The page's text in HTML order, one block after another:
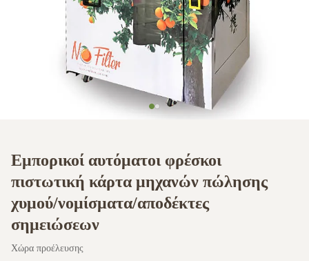
Εμπορικοί αυτόματοι φρέσκοι
πιστωτική κάρτα μηχανών πώλησης
χυμού/νομίσματα/αποδέκτες
σημειώσεων
Χώρα προέλευσης